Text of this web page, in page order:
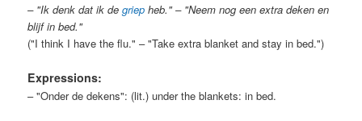
– "Ik denk dat ik degriep heb." – "Neem nog een extra deken en
blijf in bed."
("I think I have the flu." – "Take extra blanket and stay in bed.")
Expressions:
– "Onder de dekens": (lit.) under the blankets: in bed.